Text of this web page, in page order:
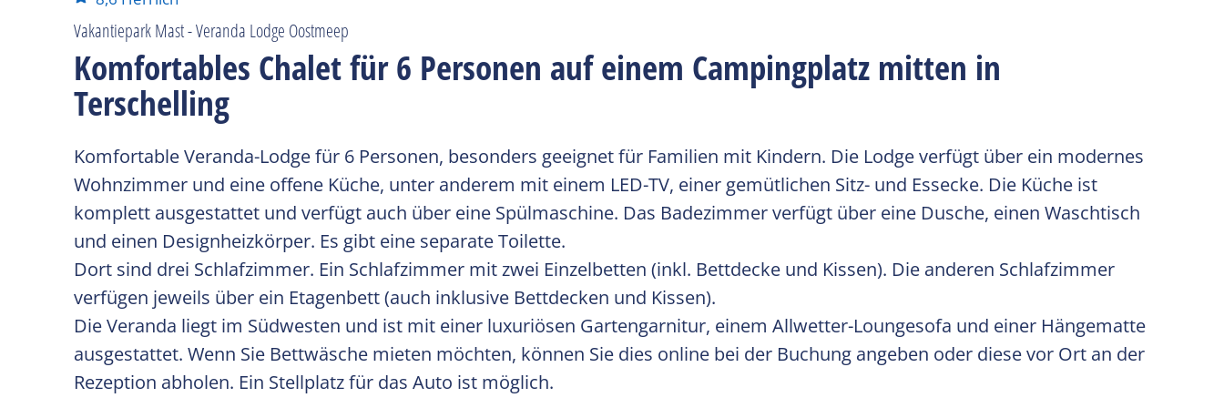
Vakantiepark Mast - Veranda Lodge Oostmeep
Komfortables Chalet für 6 Personen auf einem Campingplatz mitten in
Terschelling
Komfortable Veranda-Lodge für 6 Personen, besonders geeignet für Familien mit Kindern. Die Lodge verfügt über ein modernes
Wohnzimmer und eine offene Küche, unter anderem mit einem LED-TV, einer gemütlichen Sitz- und Essecke. Die Küche ist
komplett ausgestattet und verfügt auch über eine Spülmaschine. Das Badezimmer verfügt über eine Dusche, einen Waschtisch
und einen Designheizkörper. Es gibt eine separate Toilette.
Dort sind drei Schlafzimmer. Ein Schlafzimmer mit zwei Einzelbetten (inkl. Bettdecke und Kissen). Die anderen Schlafzimmer
verfügen jeweils über ein Etagenbett (auch inklusive Bettdecken und Kissen).
Die Veranda liegt im Südwesten und ist mit einer luxuriösen Gartengarnitur, einem Allwetter-Loungesofa und einer Hängematte
ausgestattet. Wenn Sie Bettwäsche mieten möchten, können Sie dies online bei der Buchung angeben oder diese vor Ort an der
Rezeption abholen. Ein Stellplatz für das Auto ist möglich.